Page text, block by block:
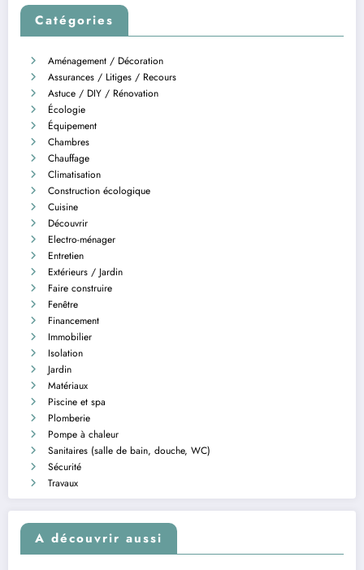
Catégories
Aménagement / Décoration
Assurances / Litiges / Recours
Astuce / DIY / Rénovation
Écologie
Équipement
Chambres
Chauffage
Climatisation
Construction écologique
Cuisine
Découvrir
Electro-ménager
Entretien
Extérieurs / Jardin
Faire construire
Fenêtre
Financement
Immobilier
Isolation
Jardin
Matériaux
Piscine et spa
Plomberie
Pompe à chaleur
Sanitaires (salle de bain, douche, WC)
Sécurité
Travaux
A découvrir aussi